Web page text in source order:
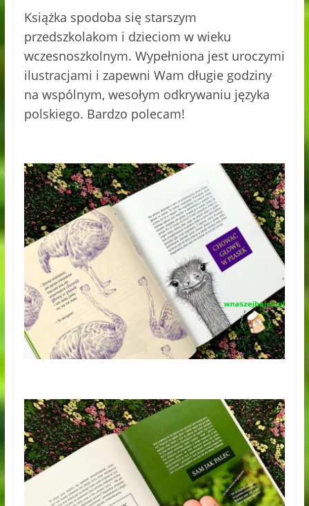
Książka spodoba się starszym
przedszkolakom i dzieciom w wieku
wczesnoszkolnym. Wypełniona jest uroczymi
ilustracjami i zapewni Wam długie godziny
na wspólnym, wesołym odkrywaniu języka
polskiego. Bardzo polecam!